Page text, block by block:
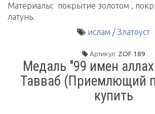
Материалы: покрытие золотом ,
латунь.
ислам / Златоуст
Артикул: ZOF 189
Медаль "99 имен
Тавваб (Приемлющий
купить